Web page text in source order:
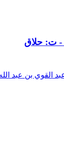
- ت: حلاق
القوي بن عبد